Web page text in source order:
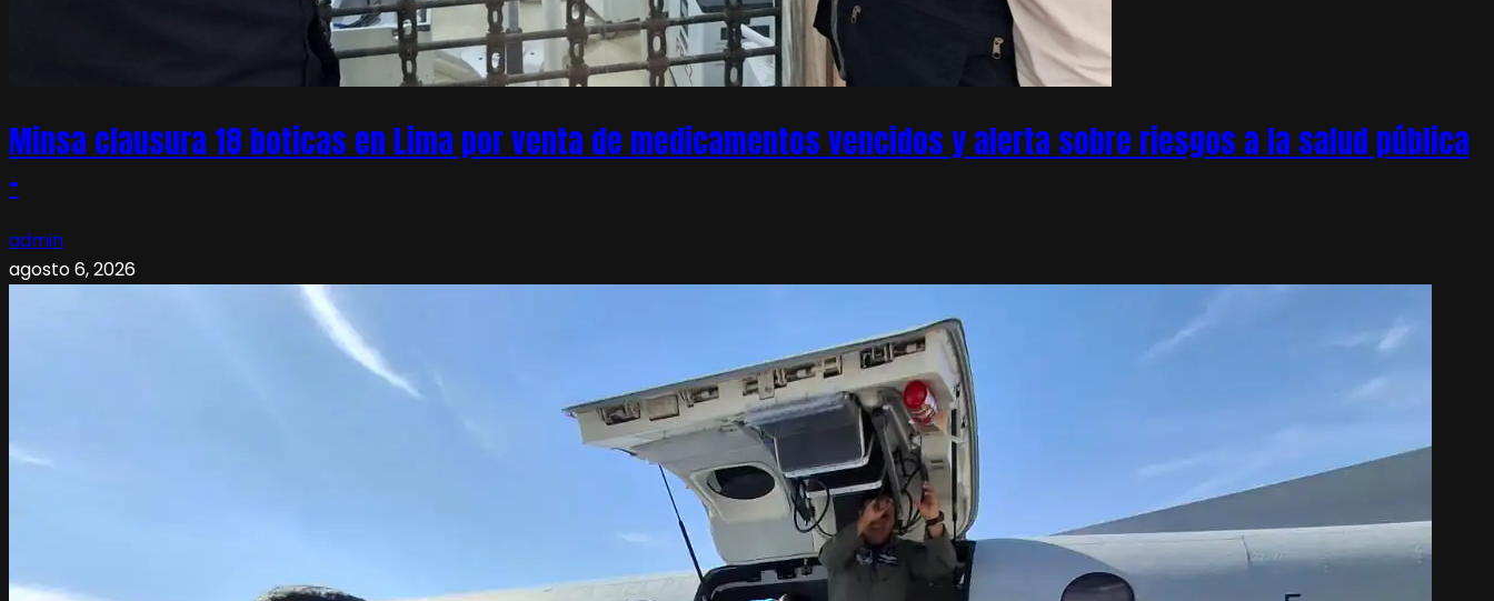
Minsa clausura 18 boticas en Lima por venta de medicamentos vencidos y alerta sobre riesgos a la salud pública
–
admin
agosto 6, 2026